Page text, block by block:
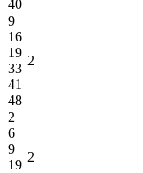
40
9
16
19
33
41
48
2
2
6
9
19
2